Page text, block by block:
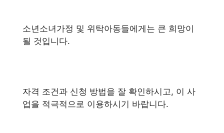
소년소녀가정 및 위탁아동들에게는 큰 희망이
될 것입니다.
자격 조건과 신청 방법을 잘 확인하시고, 이 사
업을 적극적으로 이용하시기 바랍니다.